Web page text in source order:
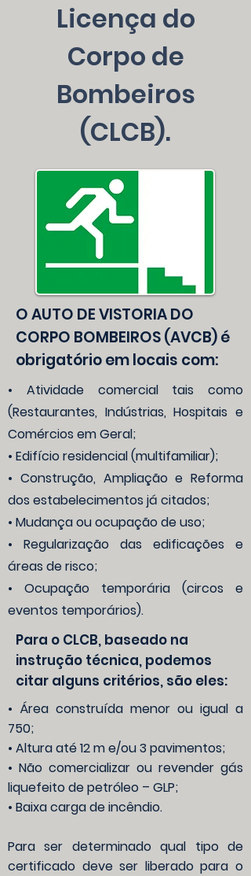
Licença do
Corpo de
Bombeiros
(CLCB).
O AUTO DE VISTORIA DO
CORPO BOMBEIROS (AVCB) é
obrigatório em locais com:
• Atividade comercial tais como
(Restaurantes, Indústrias, Hospitais e
Comércios em Geral;
• Edifício residencial (multifamiliar);
• Construção, Ampliação e Reforma
dos estabelecimentos já citados;
• Mudança ou ocupação de uso;
• Regularização das edificações e
áreas de risco;
• Ocupação temporária (circos e
eventos temporários).
Para o CLCB, baseado na
instrução técnica, podemos
citar alguns critérios, são eles:
• Área construída menor ou igual a
750;
• Altura até 12 m e/ou 3 pavimentos;
• Não comercializar ou revender gás
liquefeito de petróleo – GLP;
• Baixa carga de incêndio.
Para ser determinado qual tipo de
certificado deve ser liberado para o